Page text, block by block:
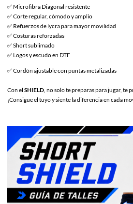
✅ Microfibra Diagonal resistente
✅ Corte regular, cómodo y amplio
✅ Refuerzos de lycra para mayor movilidad
✅ Costuras reforzadas
✅ Short sublimado
✅ Logos y escudo en DTF
✅ Cordón ajustable con puntas metalizadas
Con el SHIELD, no solo te preparas para jugar, te
¡Consigue el tuyo y siente la diferencia en cada